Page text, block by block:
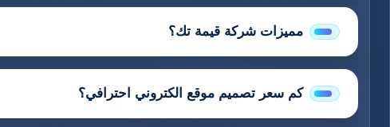
مميزات شركة قيمة تك؟
كم سعر تصميم موقع الكتروني احترافي؟